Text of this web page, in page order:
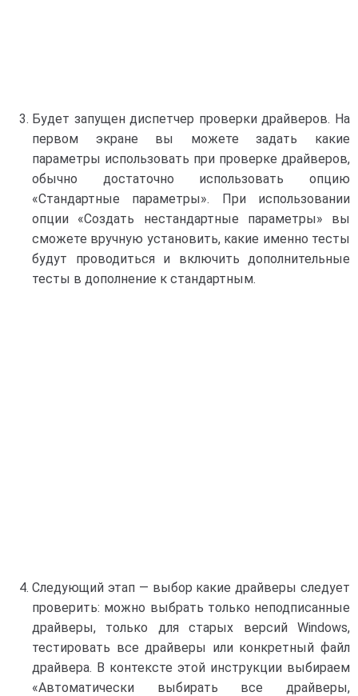
Будет запущен диспетчер проверки драйверов. На
первом экране вы можете задать какие
параметры использовать при проверке драйверов,
обычно достаточно использовать опцию
«Стандартные параметры». При использовании
опции «Создать нестандартные параметры» вы
сможете вручную установить, какие именно тесты
будут проводиться и включить дополнительные
тесты в дополнение к стандартным.
Следующий этап — выбор какие драйверы следует
проверить: можно выбрать только неподписанные
драйверы, только для старых версий Windows,
тестировать все драйверы или конкретный файл
драйвера. В контексте этой инструкции выбираем
«Автоматически выбирать все драйверы,